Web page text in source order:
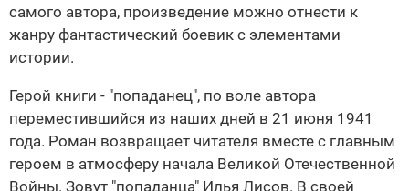
самого автора, произведение можно отнести к
жанру фантастический боевик с элементами
истории.
Герой книги - "попаданец", по воле автора
переместившийся из наших дней в 21 июня 1941
года. Роман возвращает читателя вместе с главным
героем в атмосферу начала Великой Отечественной
Войны. Зовут "попаданца" Илья Лисов. В своей